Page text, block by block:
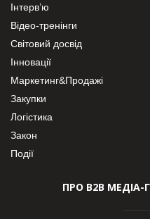
Інтерв’ю
Відео-тренінги
Світовий досвід
Інновації
Маркетинг&Продажі
Закупки
Логістика
Закон
Події
ПРО В2В МЕДІА-